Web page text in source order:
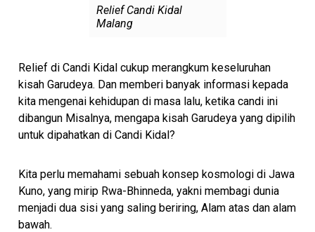
Relief Candi Kidal
Malang
Relief di Candi Kidal cukup merangkum keseluruhan
kisah Garudeya. Dan memberi banyak informasi kepada
kita mengenai kehidupan di masa lalu, ketika candi ini
dibangun Misalnya, mengapa kisah Garudeya yang dipilih
untuk dipahatkan di Candi Kidal?
Kita perlu memahami sebuah konsep kosmologi di Jawa
Kuno, yang mirip Rwa-Bhinneda, yakni membagi dunia
menjadi dua sisi yang saling beriring, Alam atas dan alam
bawah.